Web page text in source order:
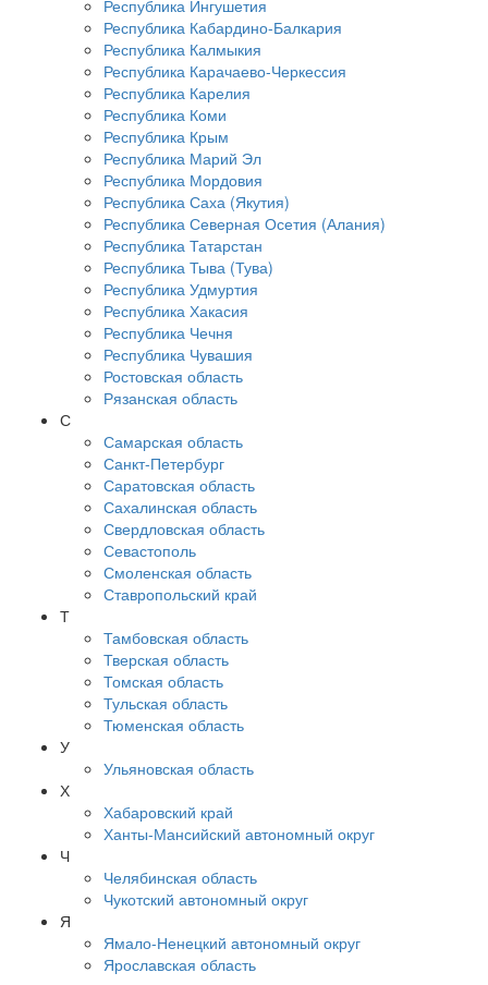
Республика Ингушетия
Республика Кабардино-Балкария
Республика Калмыкия
Республика Карачаево-Черкессия
Республика Карелия
Республика Коми
Республика Крым
Республика Марий Эл
Республика Мордовия
Республика Саха (Якутия)
Республика Северная Осетия (Алания)
Республика Татарстан
Республика Тыва (Тува)
Республика Удмуртия
Республика Хакасия
Республика Чечня
Республика Чувашия
Ростовская область
Рязанская область
С
Самарская область
Санкт-Петербург
Саратовская область
Сахалинская область
Свердловская область
Севастополь
Смоленская область
Ставропольский край
Т
Тамбовская область
Тверская область
Томская область
Тульская область
Тюменская область
У
Ульяновская область
Х
Хабаровский край
Ханты-Мансийский автономный округ
Ч
Челябинская область
Чукотский автономный округ
Я
Ямало-Ненецкий автономный округ
Ярославская область